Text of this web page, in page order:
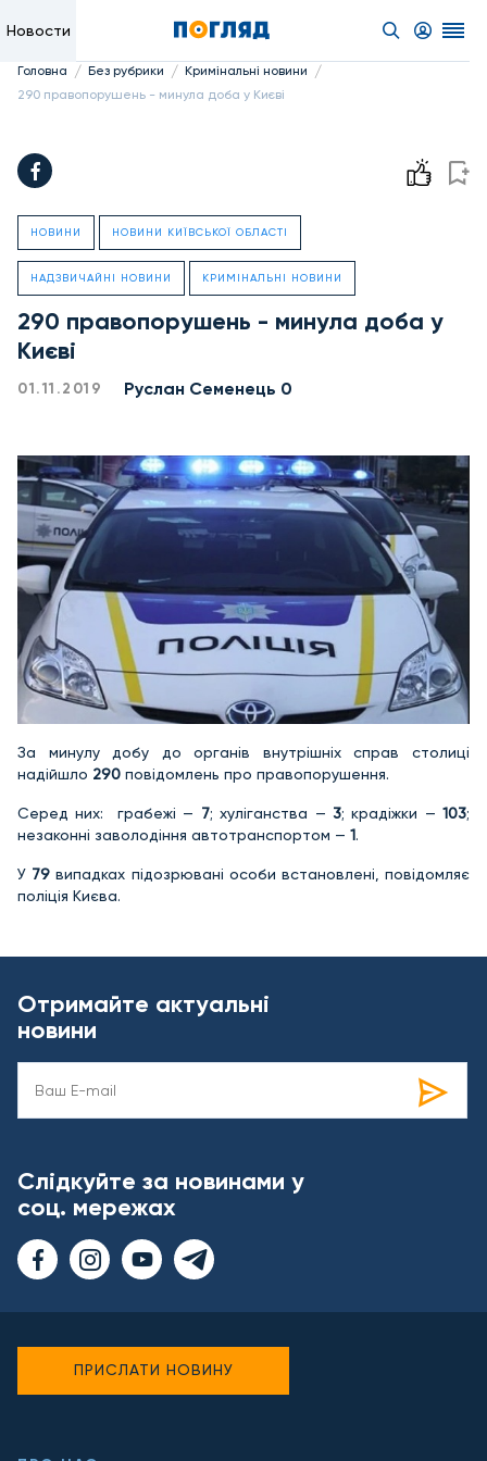
Новости
Головна / Без рубрики / Кримінальні новини /
290 правопорушень - минула доба у Києві
НОВИНИ НОВИНИ КИЇВСЬКОЇ ОБЛАСТІ
НАДЗВИЧАЙНІ НОВИНИ КРИМІНАЛЬНІ НОВИНИ
290 правопорушень - минула доба у
Києві
01.11.2019 Руслан Семенець 0
За минулу добу до органів внутрішніх справ столиці
надійшло 290 повідомлень про правопорушення.
Серед них: грабежі — 7; хуліганства — 3; крадіжки —103;
незаконні заволодіння автотранспортом — 1.
У 79 випадках підозрювані особи встановлені, повідомляє
поліція Києва.
Отримайте актуальні
новини
Слідкуйте за новинами у
соц. мережах
ПРИСЛАТИ НОВИНУ